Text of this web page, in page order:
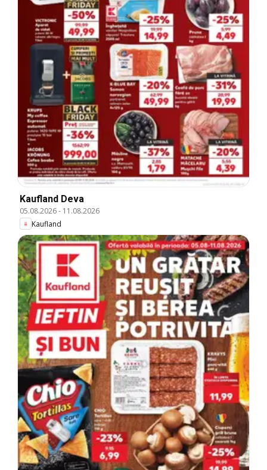
Kaufland Deva
05.08.2026- 11.08.2026
Kaufland